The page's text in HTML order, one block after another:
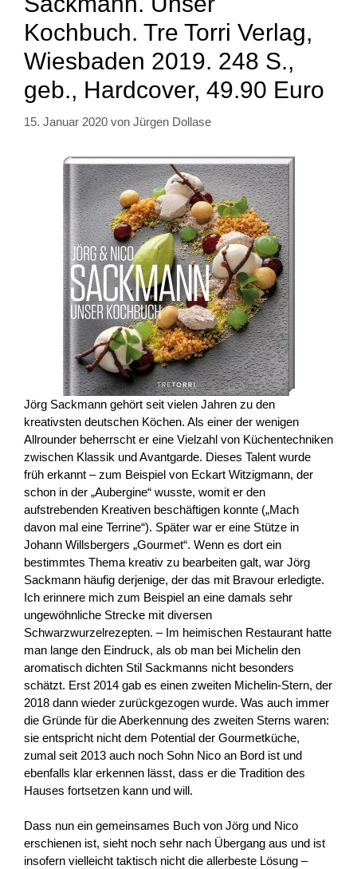
Kochbuch. Tre Torri Verlag,
Wiesbaden 2019. 248 S.,
geb., Hardcover, 49.90 Euro
15. Januar 2020 von Jürgen Dollase
Jörg Sackmann gehört seit vielen Jahren zu den
kreativsten deutschen Köchen. Als einer der wenigen
Allrounder beherrscht er eine Vielzahl von Küchentechniken
zwischen Klassik und Avantgarde. Dieses Talent wurde
früh erkannt – zum Beispiel von Eckart Witzigmann, der
schon in der „Aubergine“ wusste, womit er den
aufstrebenden Kreativen beschäftigen konnte („Mach
davon mal eine Terrine“). Später war er eine Stütze in
Johann Willsbergers „Gourmet“. Wenn es dort ein
bestimmtes Thema kreativ zu bearbeiten galt, war Jörg
Sackmann häufig derjenige, der das mit Bravour erledigte.
Ich erinnere mich zum Beispiel an eine damals sehr
ungewöhnliche Strecke mit diversen
Schwarzwurzelrezepten. – Im heimischen Restaurant hatte
man lange den Eindruck, als ob man bei Michelin den
aromatisch dichten Stil Sackmanns nicht besonders
schätzt. Erst 2014 gab es einen zweiten Michelin-Stern, der
2018 dann wieder zurückgezogen wurde. Was auch immer
die Gründe für die Aberkennung des zweiten Sterns waren:
sie entspricht nicht dem Potential der Gourmetküche,
zumal seit 2013 auch noch Sohn Nico an Bord ist und
ebenfalls klar erkennen lässt, dass er die Tradition des
Hauses fortsetzen kann und will.
Dass nun ein gemeinsames Buch von Jörg und Nico
erschienen ist, sieht noch sehr nach Übergang aus und ist
insofern vielleicht taktisch nicht die allerbeste Lösung –